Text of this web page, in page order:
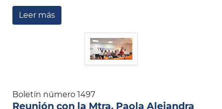
Leer más
Boletín número 1497
Reunión con la Mtra. Paola Alejandra